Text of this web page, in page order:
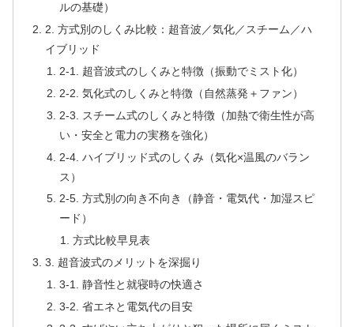
ルの基礎）
2. 方式別のしくみ比較：超音波／気化／スチーム／ハ
イブリッド
2-1. 超音波式のしくみと特徴（振動でミスト化）
2-2. 気化式のしくみと特徴（自然蒸発＋ファン）
2-3. スチーム式のしくみと特徴（加熱で衛生性が高
い・安全と電力の実務を強化）
2-4. ハイブリッド式のしくみ（気化×温風のバラン
ス）
2-5. 方式別の向き不向き（静音・電気代・加湿スピ
ード）
方式比較早見表
3. 超音波式のメリットを深掘り
3-1. 静音性と就寝時の快適さ
3-2. 省エネと電気代の目安